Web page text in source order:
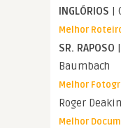
INGLÓRIOS |
Melhor
SR. RAPOSO
Baumbach
Melhor
Roger
Melhor